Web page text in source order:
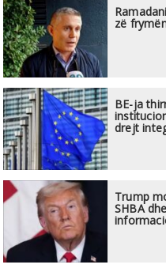
zë
BE-ja
drejt
Trump
SHBA